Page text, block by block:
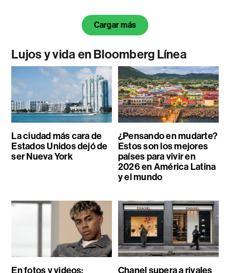
Cargar más
Lujos y vida en Bloomberg Línea
La ciudad más cara de
Estados Unidos dejó de
ser Nueva York
¿Pensando en mudarte?
Estos son los mejores
países para vivir en
2026 en América Latina
y el mundo
En fotos y videos:
Chanel supera a rivales